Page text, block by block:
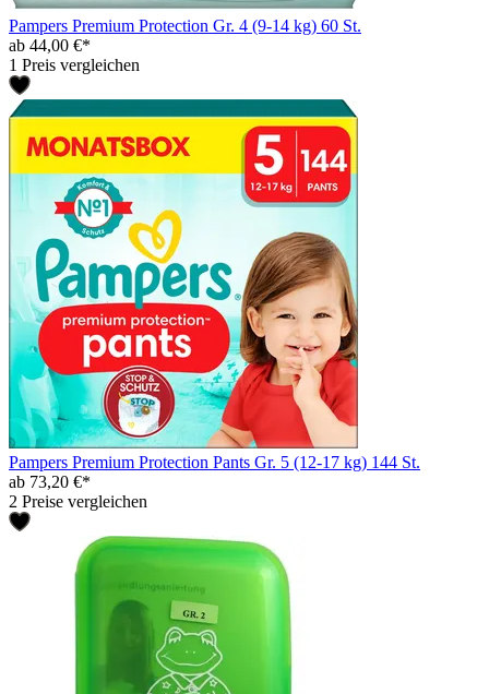
Pampers Premium Protection Gr. 4 (9-14 kg) 60 St.
ab 44,00 €*
1 Preis vergleichen
Pampers Premium Protection Pants Gr. 5 (12-17 kg) 144 St.
ab 73,20 €*
2 Preise vergleichen